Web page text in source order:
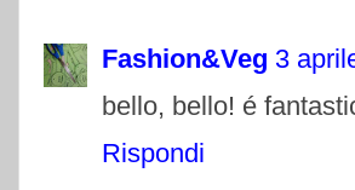
Fashion&Veg 3
bello, bello! é
Rispondi